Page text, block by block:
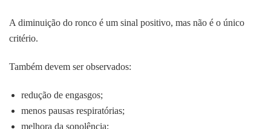
A diminuição do ronco é um sinal positivo, mas não é o único
critério.
Também devem ser observados:
redução de engasgos;
menos pausas respiratórias;
melhora da sonolência;